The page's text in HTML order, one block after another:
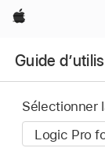
Apple
Guide
Sélectionner